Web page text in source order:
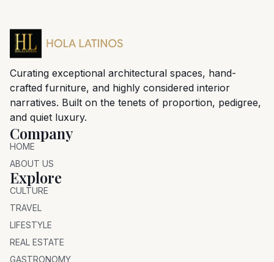
Curating exceptional architectural spaces, hand-
crafted furniture, and highly considered interior
narratives. Built on the tenets of proportion, pedigree,
and quiet luxury.
Company
HOME
ABOUT US
Explore
CULTURE
TRAVEL
LIFESTYLE
REAL ESTATE
GASTRONOMY